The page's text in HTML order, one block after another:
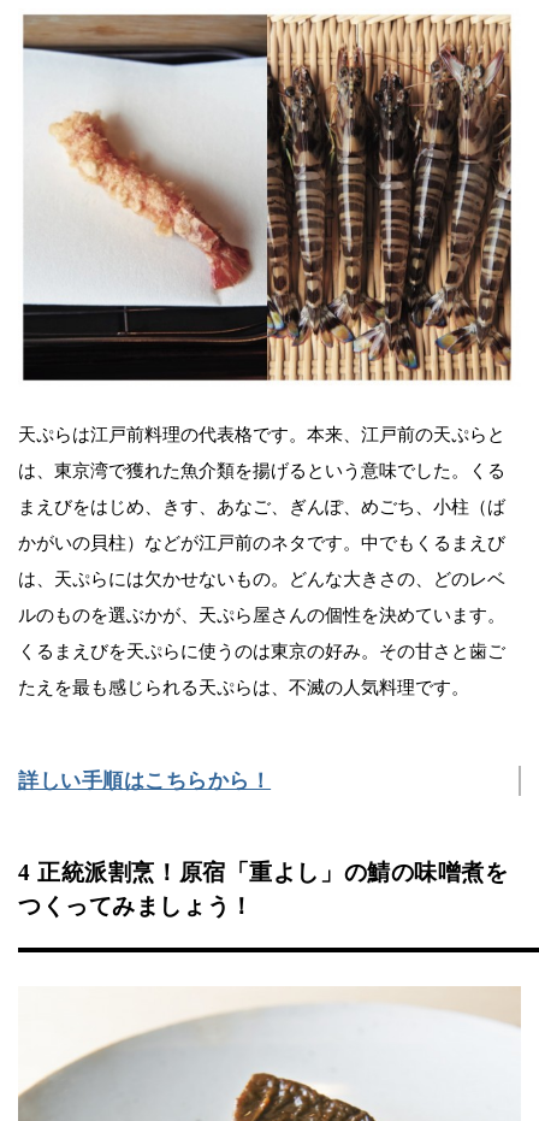
天ぷらは江戸前料理の代表格です。本来、江戸前の天ぷらと
は、東京湾で獲れた魚介類を揚げるという意味でした。くる
まえびをはじめ、きす、あなご、ぎんぽ、めごち、小柱（ば
かがいの貝柱）などが江戸前のネタです。中でもくるまえび
は、天ぷらには欠かせないもの。どんな大きさの、どのレベ
ルのものを選ぶかが、天ぷら屋さんの個性を決めています。
くるまえびを天ぷらに使うのは東京の好み。その甘さと歯ご
たえを最も感じられる天ぷらは、不滅の人気料理です。
詳しい手順はこちらから！
4 正統派割烹！原宿「重よし」の鯖の味噌煮を
つくってみましょう！